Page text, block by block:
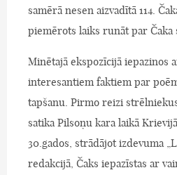
samērā nesen aizvadītā 114.
piemērots laiks runāt par Čaka
Minētajā ekspozīcijā iepazinos
interesantiem faktiem par
tapšanu. Pirmo reizi
satika Pilsoņu kara laikā Krievijā
30.gados, strādājot izdevuma
redakcijā, Čaks iepazīstas ar